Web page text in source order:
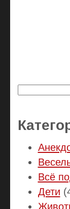
Всё
Дети